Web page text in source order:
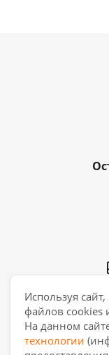
Используя
файлов cookies
На данном
технологии